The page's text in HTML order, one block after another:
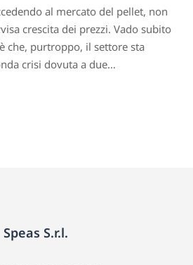
al mercato del pellet, non
crescita dei prezzi. Vado subito
che, purtroppo, il settore sta
crisi dovuta a due…
Speas S.r.l.